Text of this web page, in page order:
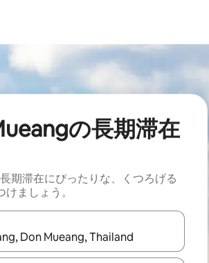
の長期滞在
期滞在にぴったりな、くつろげる
ましょう。
示されたら、上下の矢印キーを使って移動す